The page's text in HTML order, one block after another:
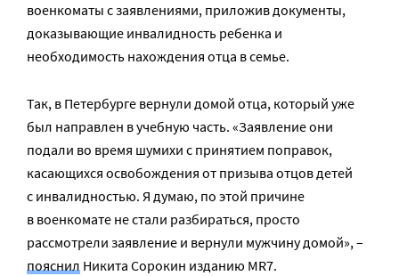
военкоматы с заявлениями, приложив документы,
доказывающие инвалидность ребенка и
необходимость нахождения отца в семье.
Так, в Петербурге вернули домой отца, который уже
был направлен в учебную часть. «Заявление они
подали во время шумихи с принятием поправок,
касающихся освобождения от призыва отцов детей
с инвалидностью. Я думаю, по этой причине
в военкомате не стали разбираться, просто
рассмотрели заявление и вернули мужчину домой», –
пояснил Никита Сорокин изданию MR7.